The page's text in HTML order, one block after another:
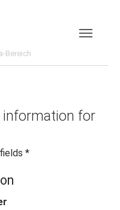
Bereich
information for
*